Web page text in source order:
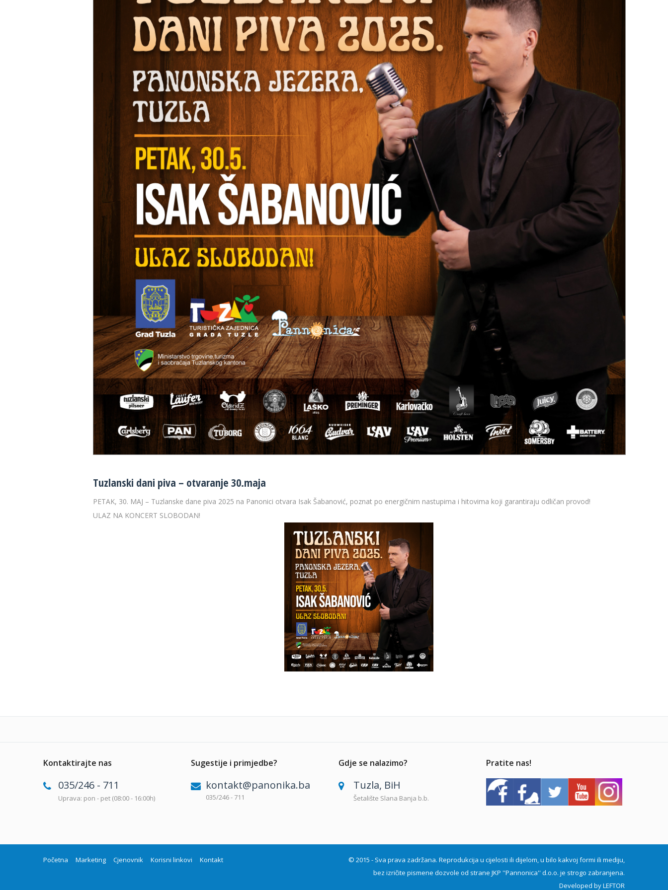
Tuzlanski dani piva – otvaranje 30.maja
PETAK, 30. MAJ – Tuzlanske dane piva 2025 na Panonici otvara Isak Šabanović, poznat po energičnim nastupima i hitovima koji garantiraju odličan provod!
ULAZ NA KONCERT SLOBODAN!
Kontaktirajte nas
035/246 - 711
Uprava: pon - pet (08:00 - 16:00h)
Sugestije i primjedbe?
kontakt@panonika.ba
035/246 - 711
Gdje se nalazimo?
Tuzla, BiH
Šetalište Slana Banja b.b.
Pratite nas!
Početna Marketing Cjenovnik Korisni linkovi Kontakt
© 2015 - Sva prava zadržana. Reprodukcija u cijelosti ili dijelom, u bilo kakvoj formi ili mediju,
bez izričite pismene dozvole od strane JKP ''Pannonica'' d.o.o. je strogo zabranjena.
Developed byLEFTOR